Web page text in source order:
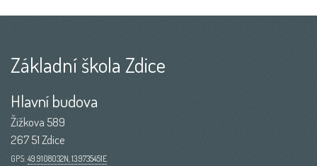
Základní škola Zdice
Hlavní budova
Žižkova 589
267 51 Zdice
GPS: 49.9108032N, 13.9735451E